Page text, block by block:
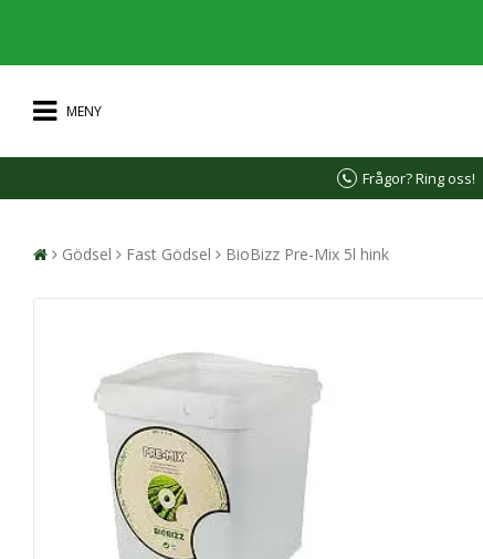
MENY
Frågor? Ring oss!
Gödsel Fast Gödsel BioBizz Pre-Mix 5l hink